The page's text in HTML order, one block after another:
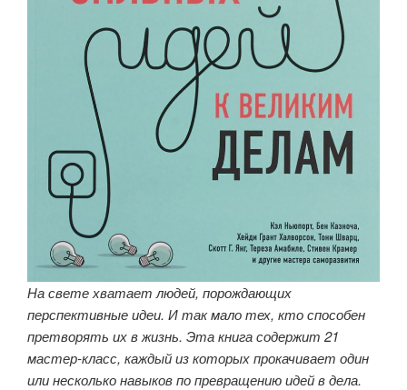
На свете хватает людей, порождающих
перспективные идеи. И так мало тех, кто способен
претворять их в жизнь. Эта книга содержит 21
мастер-класс, каждый из которых прокачивает один
или несколько навыков по превращению идей в дела.